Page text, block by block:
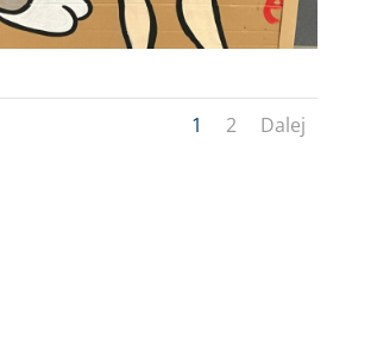
1 2 Dalej